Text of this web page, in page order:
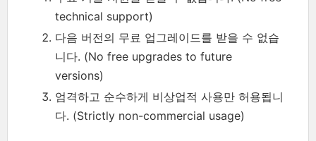
technical support)
다음 버전의 무료 업그레이드를 받을 수 없습
니다. (No free upgrades to future
versions)
엄격하고 순수하게 비상업적 사용만 허용됩니
다. (Strictly non-commercial usage)